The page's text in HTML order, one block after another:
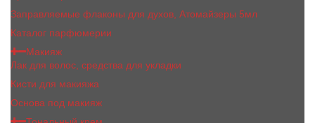
Заправляемые флаконы для духов, Атомайзеры 5мл
Каталог парфюмерии
Макияж
Лак для волос, средства для укладки
Кисти для макияжа
Основа под макияж